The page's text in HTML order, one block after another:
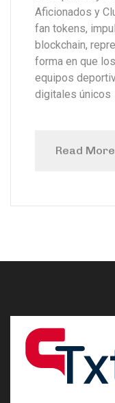
Aficionados y
fan tokens,
blockchain,
forma en que
equipos
digitales únicos
Read More